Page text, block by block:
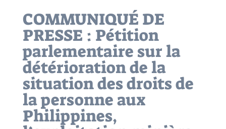
COMMUNIQUÉ DE
PRESSE : Pétition
parlementaire sur la
détérioration de la
situation des droits de
la personne aux
Philippines,